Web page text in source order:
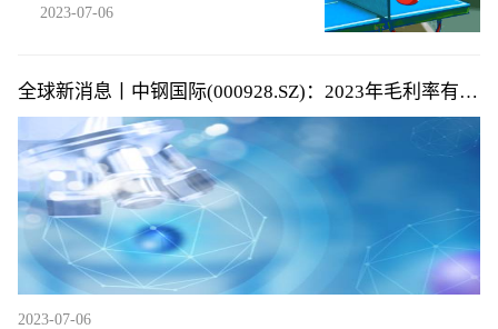
2023-07-06
全球新消息丨中钢国际(000928.SZ)：2023年毛利率有所
改善
2023-07-06